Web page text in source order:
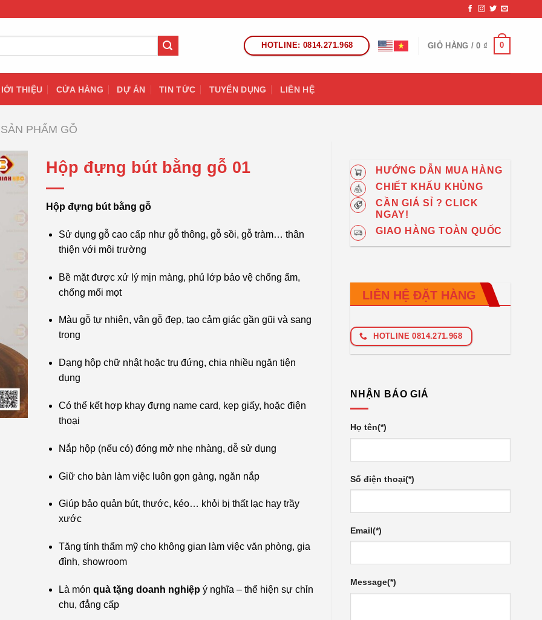
HOTLINE: 0814.271.968 GIỎ HÀNG /0 ₫ 0
THIỆU CỬA HÀNG DỰ ÁN TIN TỨC TUYỂN DỤNG LIÊN HỆ
SẢN PHẨM GỖ
HƯỚNG DẪN MUA HÀNG
CHIẾT KHẤU KHỦNG
CẦN GIÁ SỈ ? CLICK
NGAY!
GIAO HÀNG TOÀN QUỐC
LIÊN HỆ ĐẶT HÀNG
HOTLINE 0814.271.968
NHẬN BÁO GIÁ
Họ tên(*)
Số điện thoại(*)
Email(*)
Message(*)
Hộp đựng bút bằng gỗ 01
Hộp đựng bút bằng gỗ
Sử dụng gỗ cao cấp như gỗ thông, gỗ sồi, gỗ tràm… thân
thiện với môi trường
Bề mặt được xử lý mịn màng, phủ lớp bảo vệ chống ẩm,
chống mối mọt
Màu gỗ tự nhiên, vân gỗ đẹp, tạo cảm giác gần gũi và sang
trọng
Dạng hộp chữ nhật hoặc trụ đứng, chia nhiều ngăn tiện
dụng
Có thể kết hợp khay đựng name card, kẹp giấy, hoặc điện
thoại
Nắp hộp (nếu có) đóng mở nhẹ nhàng, dễ sử dụng
Giữ cho bàn làm việc luôn gọn gàng, ngăn nắp
Giúp bảo quản bút, thước, kéo… khỏi bị thất lạc hay trầy
xước
Tăng tính thẩm mỹ cho không gian làm việc văn phòng, gia
đình, showroom
Là món quà tặng doanh nghiệp ý nghĩa – thể hiện sự chỉn
chu, đẳng cấp